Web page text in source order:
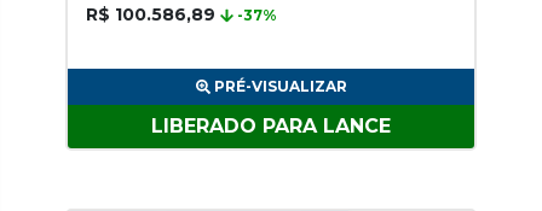
R$ 100.586,89 -37%
PRÉ-VISUALIZAR
LIBERADO PARA LANCE